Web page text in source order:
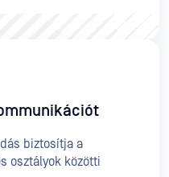
biztosítja a
osztályok közötti